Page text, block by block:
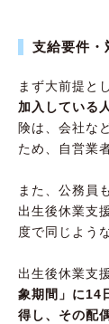
支給要件・
まず大前提と
加入している
険は、会社な
ため、自営業
また、公務員
出生後休業支
度で同じよう
出生後休業支
象期間」に14
得し、その配